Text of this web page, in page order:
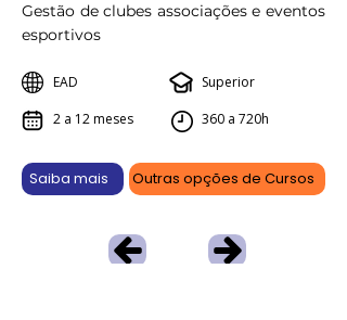
Gestão de clubes associações e eventos
esportivos
EAD
2 a 12 meses
Superior
360 a 720h
Saiba mais Outras opções de Cursos